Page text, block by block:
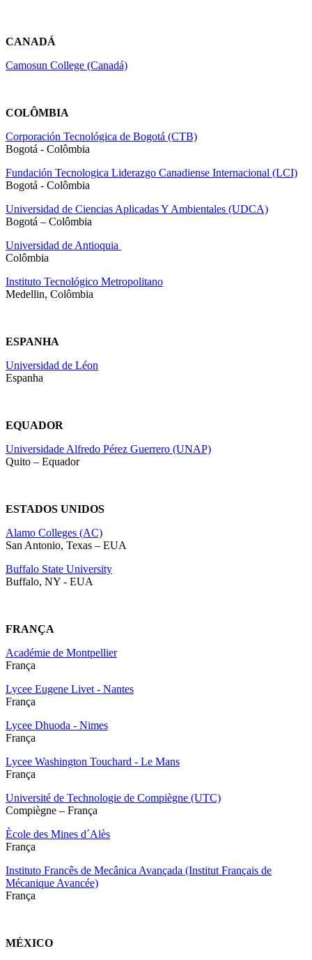
CANADÁ
Camosun College (Canadá)
COLÔMBIA
Corporación Tecnológica de Bogotá (CTB)
Bogotá - Colômbia
Fundación Tecnologica Liderazgo Canadiense Internacional (LCI)
Bogotá - Colômbia
Universidad de Ciencias Aplicadas Y Ambientales (UDCA)
Bogotá – Colômbia
Universidad de Antioquia
Colômbia
Instituto Tecnológico Metropolitano
Medellin, Colômbia
ESPANHA
Universidad de Léon
Espanha
EQUADOR
Universidade Alfredo Pérez Guerrero (UNAP)
Quito – Equador
ESTADOS UNIDOS
Alamo Colleges (AC)
San Antonio, Texas – EUA
Buffalo State University
Buffalo, NY - EUA
FRANÇA
Académie de Montpellier
França
Lycee Eugene Livet - Nantes
França
Lycee Dhuoda - Nimes
França
Lycee Washington Touchard - Le Mans
França
Université de Technologie de Compiègne (UTC)
Compiègne – França
Ècole des Mines d´Alès
França
Instituto Francês de Mecânica Avançada (Institut Français de
Mécanique Avancée)
França
MÉXICO